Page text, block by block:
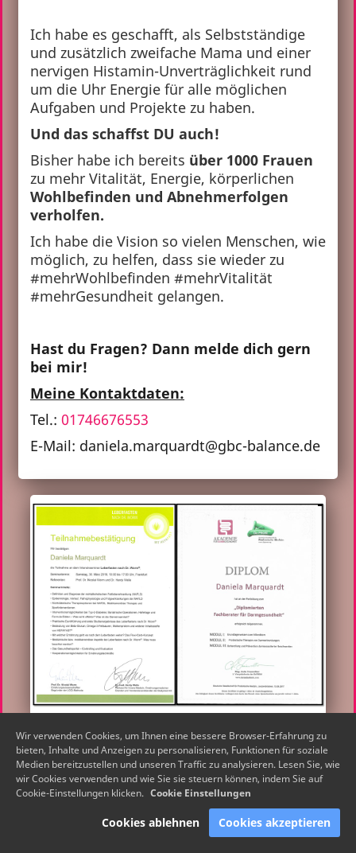
Ich habe es geschafft, als Selbstständige
und zusätzlich zweifache Mama und einer
nervigen Histamin-Unverträglichkeit rund
um die Uhr Energie für alle möglichen
Aufgaben und Projekte zu haben.
Und das schaffst DU auch!
Bisher habe ich bereits über 1000 Frauen
zu mehr Vitalität, Energie, körperlichen
Wohlbefinden und Abnehmerfolgen
verholfen.
Ich habe die Vision so vielen Menschen, wie
möglich, zu helfen, dass sie wieder zu
#mehrWohlbefinden #mehrVitalität
#mehrGesundheit gelangen.
Hast du Fragen? Dann melde dich gern
bei mir!
Meine Kontaktdaten:
Tel.: 01746676553
E-Mail: daniela.marquardt@gbc-balance.de
Wir verwenden Cookies, um Ihnen eine bessere Browser-Erfahrung zu
bieten, Inhalte und Anzeigen zu personalisieren, Funktionen für soziale
Medien bereitzustellen und unseren Traffic zu analysieren. Lesen Sie, wie
wir Cookies verwenden und wie Sie sie steuern können, indem Sie auf
Cookie-Einstellungen klicken. Cookie Einstellungen
Cookies ablehnen Cookies akzeptieren